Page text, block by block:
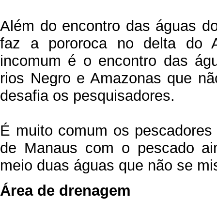
Além do encontro das águas
faz a pororoca no delta do
incomum é o encontro das
rios Negro e Amazonas que
desafia os pesquisadores.
É muito comum os
de Manaus com o pescado
meio duas águas que não se
Área de drenagem